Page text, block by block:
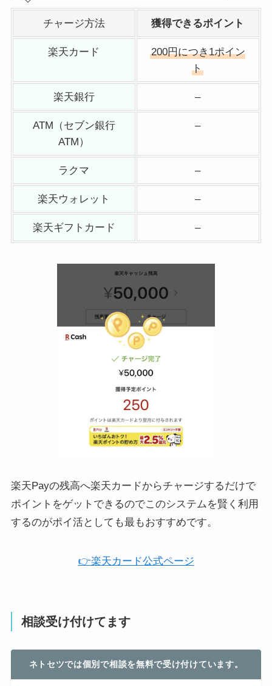
チャージ方法 獲得できるポイント
楽天カード
200円につき1ポイン
ト
楽天銀行 –
ATM（セブン銀行
ATM）
–
ラクマ –
楽天ウォレット –
楽天ギフトカード –
楽天Payの残高へ楽天カードからチャージするだけで
ポイントをゲットできるのでこのシステムを賢く利用
するのがポイ活としても最もおすすめです。
👉楽天カード公式ページ
相談受け付けてます
ネトセツでは個別で相談を無料で受け付けています。